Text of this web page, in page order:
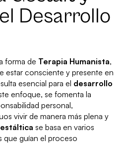
Desarrollo
forma de Terapia Humanista,
estar consciente y presente en
esencial para el desarrollo
enfoque, se fomenta la
personal,
vivir de manera más plena y
se basa en varios
que guían el proceso